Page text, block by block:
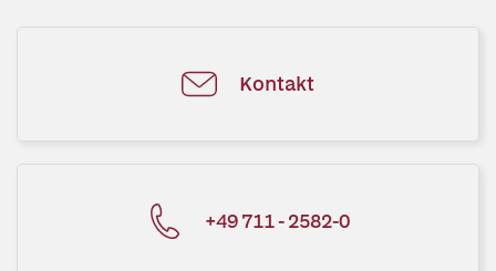
Kontakt
+49 711 - 2582-0